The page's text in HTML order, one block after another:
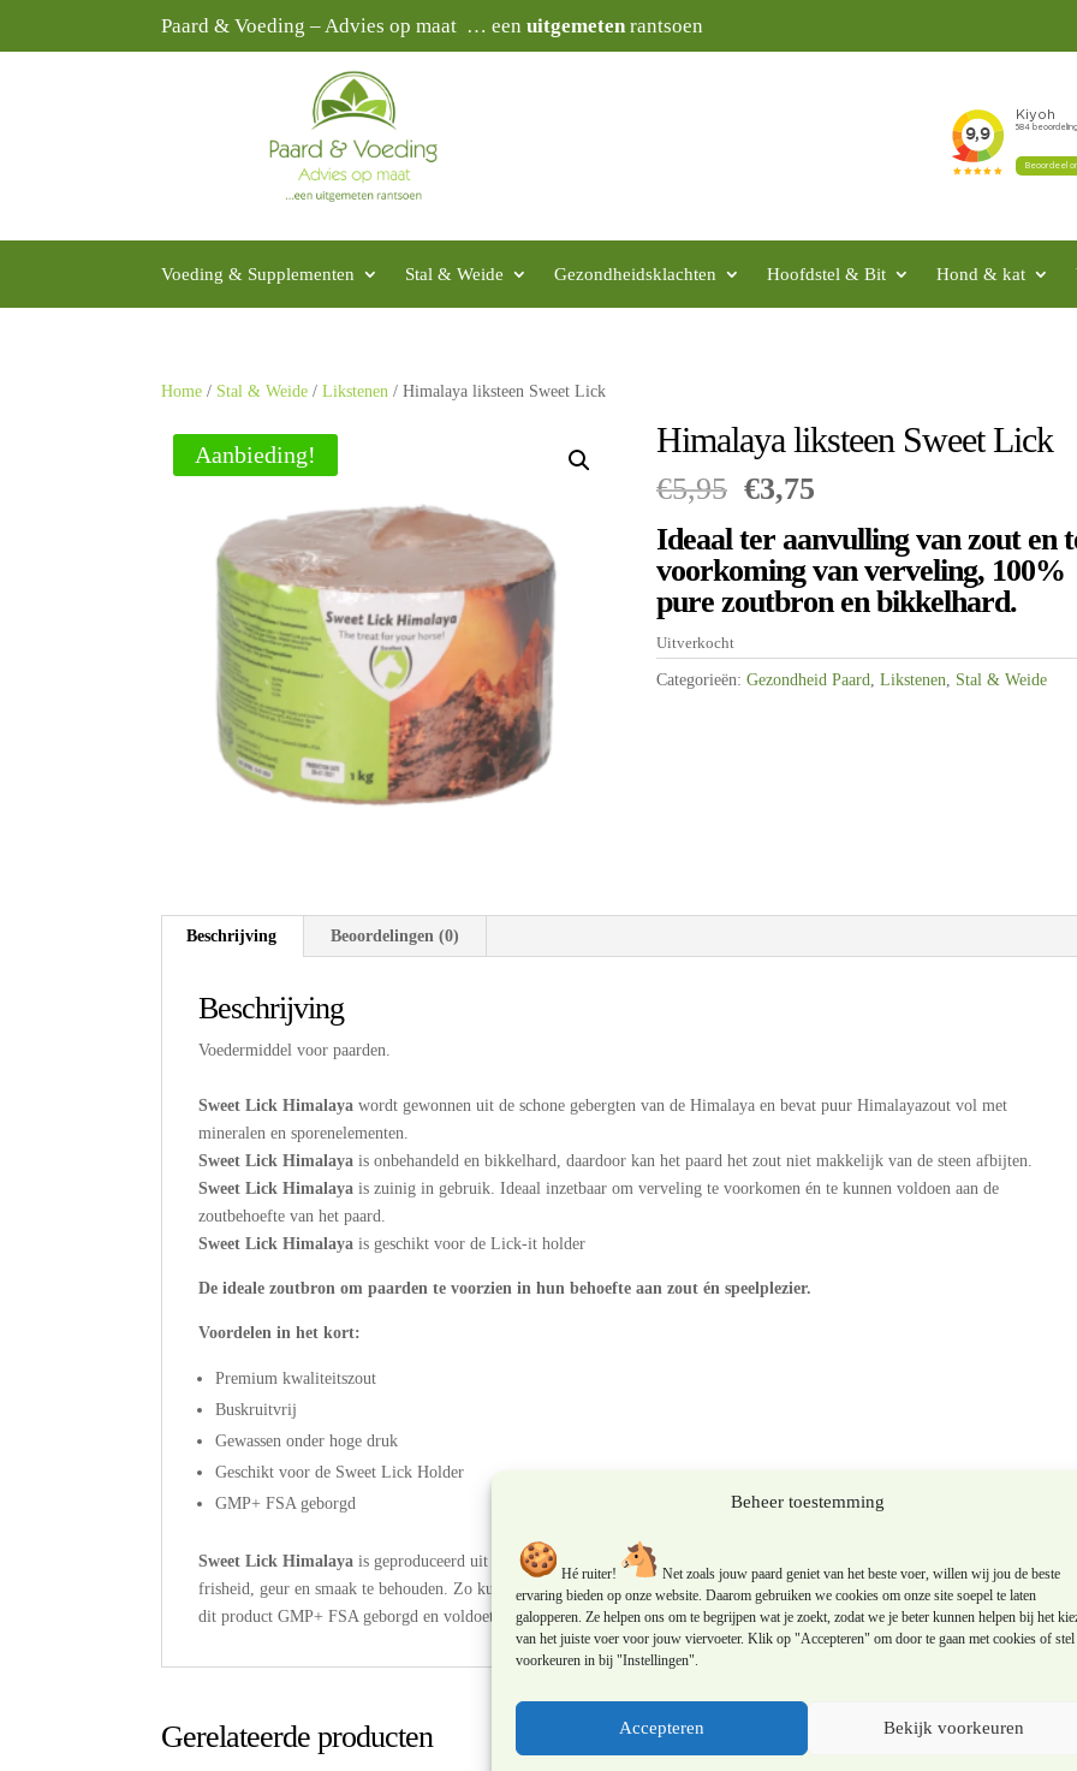
Beheer toestemming
Hé ruiter!
Net zoals jouw paard geniet van het beste voer, willen wij jou de beste
ervaring bieden op onze website. Daarom gebruiken we cookies om onze site soepel te laten
galopperen. Ze helpen ons om te begrijpen wat je zoekt, zodat we je beter kunnen helpen bij het
van het juiste voer voor jouw viervoeter. Klik op "Accepteren" om door te gaan met cookies of stel
voorkeuren in bij "Instellingen".
Accepteren Bekijk voorkeuren
Paard & Voeding – Advies op maat … eenuitgemetenrantsoen
Voeding & Supplementen Stal & Weide Gezondheidsklachten Hoofdstel & Bit Hond & kat
Home / Stal & Weide /Likstenen / Himalaya liksteen Sweet Lick
Aanbieding! Himalaya liksteen Sweet Lick
€5,95 Oorspronkelijke
prijs
was:
€5,95.
€3,75
is:
€3,75.
Ideaal ter aanvulling van zout en
voorkoming van verveling, 100%
pure zoutbron en bikkelhard.
Uitverkocht
Categorieën:Gezondheid Paard,Likstenen, Stal & Weide
Beschrijving Beoordelingen (0)
Beschrijving
Voedermiddel voor paarden.
Sweet Lick Himalaya wordt gewonnen uit de schone gebergten van de Himalaya en bevat puur Himalayazout vol met
mineralen en sporenelementen.
Sweet Lick Himalaya is onbehandeld en bikkelhard, daardoor kan het paard het zout niet makkelijk van de steen afbijten.
Sweet Lick Himalaya is zuinig in gebruik. Ideaal inzetbaar om verveling te voorkomen én te kunnen voldoen aan de
zoutbehoefte van het paard.
Sweet Lick Himalaya is geschikt voor de Lick-it holder
De ideale zoutbron om paarden te voorzien in hun behoefte aan zout én speelplezier.
Voordelen in het kort:
Premium kwaliteitszout
Buskruitvrij
Gewassen onder hoge druk
Geschikt voor de Sweet Lick Holder
GMP+ FSA geborgd
Sweet Lick Himalaya is geproduceerd uit Himalayazout dat bij de bron is geëxtraheerd, verwerkt en verpakt om de natuurlijke
frisheid, geur en smaak te behouden. Zo kunnen we u een product bieden dat vers is van de mijn tot aan uw stal. Bovendien is
dit product GMP+ FSA geborgd en voldoet het aan alle kwaliteitseisen voor een optimale gezondheid van het paard.
Gerelateerde producten